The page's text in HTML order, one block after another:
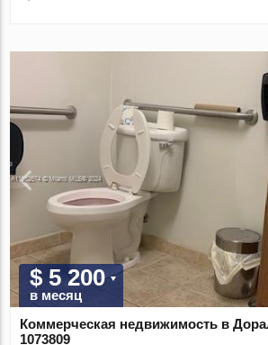
$ 5 200
в месяц
Коммерческая недвижимость в
1073809